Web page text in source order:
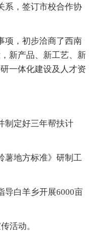
系，签订市校合作协
项，初步洽商了西南
新产品、新工艺、新
一体化建设及人才资
制定好三年帮扶计
薯地方标准》研制工
导白羊乡开展6000亩
活动。